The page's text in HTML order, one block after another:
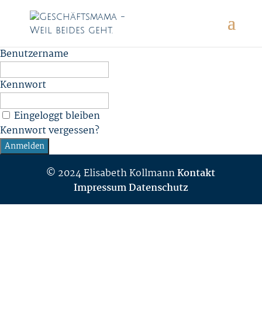
Benutzername
Kennwort
Eingeloggt bleiben
Kennwort vergessen?
© 2024 Elisabeth KollmannKontakt
ImpressumDatenschutz